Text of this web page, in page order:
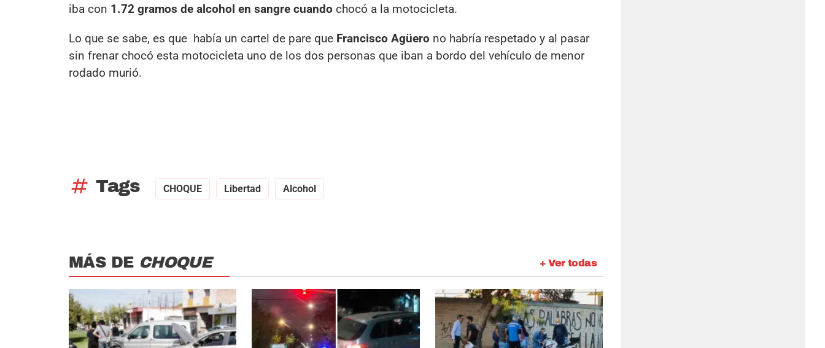
iba con 1.72 gramos de alcohol en sangre cuando chocó a la motocicleta.
Lo que se sabe, es que había un cartel de pare que Francisco Agüero no habría respetado y al pasar
sin frenar chocó esta motocicleta uno de los dos personas que iban a bordo del vehículo de menor
rodado murió.
tag Tags CHOQUE Libertad Alcohol
+ Ver todas
MÁS DE CHOQUE